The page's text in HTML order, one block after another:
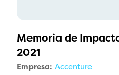
Memoria de
2021
Empresa: Accenture